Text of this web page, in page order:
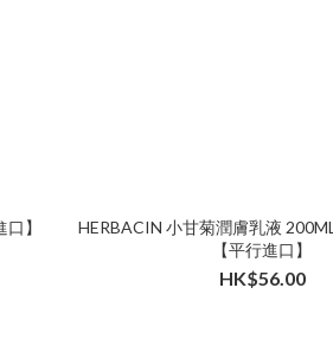
】
HERBACIN 小甘菊潤膚乳液 200ML (EXP:28年3月)
【平行進口】
HK$56.00